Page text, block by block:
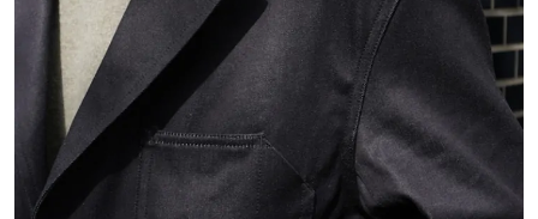
#LIFESTYLE #SNEAKER #OUTDOOR
#SPORTS #HANDSOME HANDBOOK